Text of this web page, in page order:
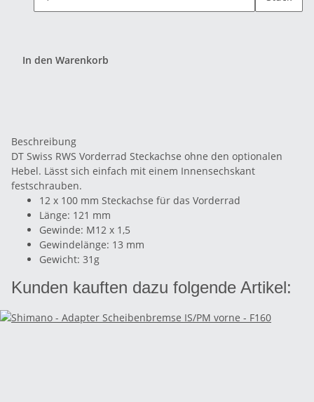
In den Warenkorb
Beschreibung
DT Swiss RWS Vorderrad Steckachse ohne den optionalen
Hebel. Lässt sich einfach mit einem Innensechskant
festschrauben.
12 x 100 mm Steckachse für das Vorderrad
Länge: 121 mm
Gewinde: M12 x 1,5
Gewindelänge: 13 mm
Gewicht: 31g
Kunden kauften dazu folgende Artikel: